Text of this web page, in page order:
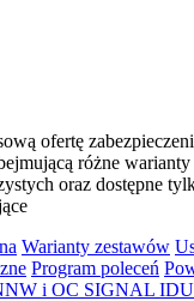
ofertę
różne warianty
oraz dostępne
Warianty zestawów
Program poleceń
i OC SIGNAL